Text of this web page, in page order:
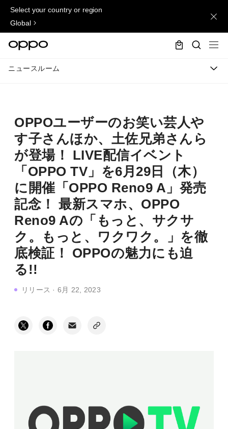
Select your country or region
Global
ニュースルーム
OPPOユーザーのお笑い芸人や
す子さんほか、土佐兄弟さんら
が登場！ LIVE配信イベント
「OPPO TV」を6月29日（木）
に開催「OPPO Reno9 A」発売
記念！ 最新スマホ、OPPO
Reno9 Aの「もっと、サクサ
ク。もっと、ワクワク。」を徹
底検証！ OPPOの魅力にも迫
る!!
リリース · 6月 22, 2023